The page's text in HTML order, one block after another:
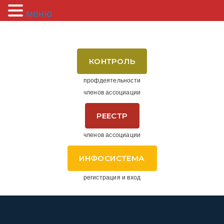
КОНТРОЛЬ
профдеятельности
членов ассоциации
РЕЕСТР
членов ассоциации
ИНФОСИСТЕМА
регистрация и вход
меню